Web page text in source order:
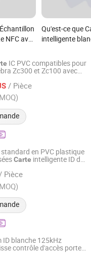
NFC avec
ISO
carte
Qu'est-ce que
intelligente
Cr80 conforme
norme ISO
IC PVC compatibles pour
Zc300 et Zc100 avec
/ Pièce
Ltd.
en PVC plastique
Carte intelligente ID de
Pièce
2026
ID blanche 125kHz
contrôle d'accès porte